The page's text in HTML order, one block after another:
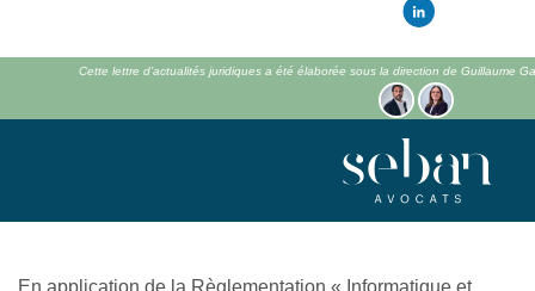
Cette lettre d’actualités juridiques a été élaborée sous la direction de Guillaume
En application de la Règlementation « Informatique et